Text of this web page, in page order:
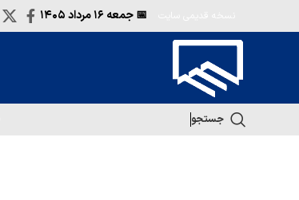
📅 جمعه
جستجو